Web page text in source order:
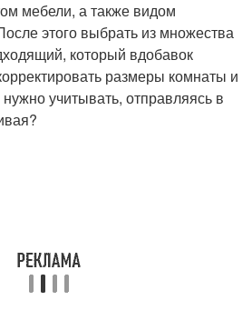
мебели, а также видом
этого выбрать из множества
который вдобавок
размеры комнаты и
учитывать, отправляясь в